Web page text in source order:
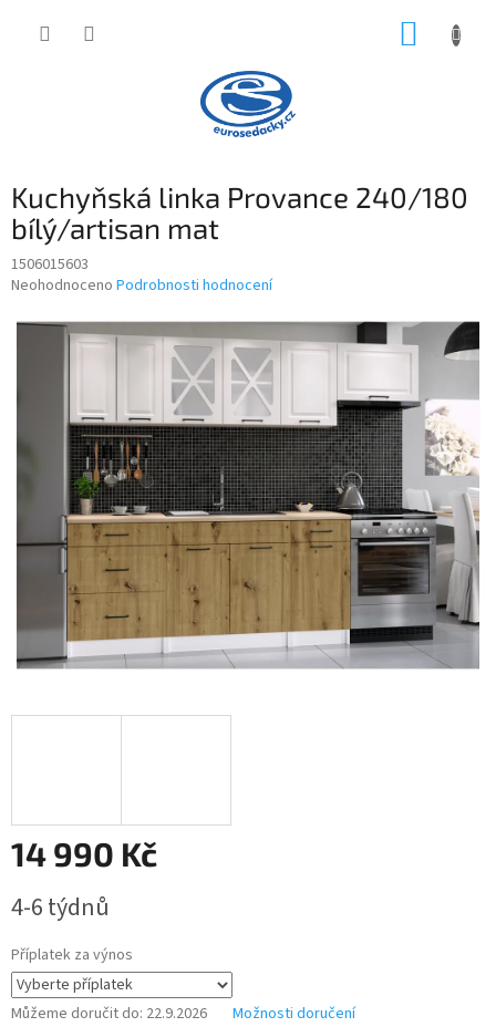
Kuchyňská linka Provance 240/180
bílý/artisan mat
1506015603
Průměrné
produktu
hvězdiček.
Neohodnoceno Podrobnosti hodnocení
14 990 Kč
cena:
4-6 týdnů
Příplatek za výnos
Můžeme doručit do: 22.9.2026 Možnosti doručení